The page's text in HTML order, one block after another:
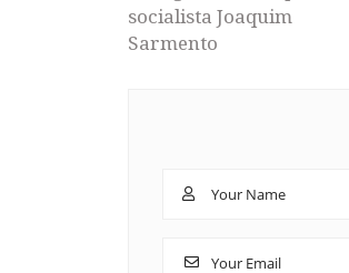
socialista Joaquim
Sarmento